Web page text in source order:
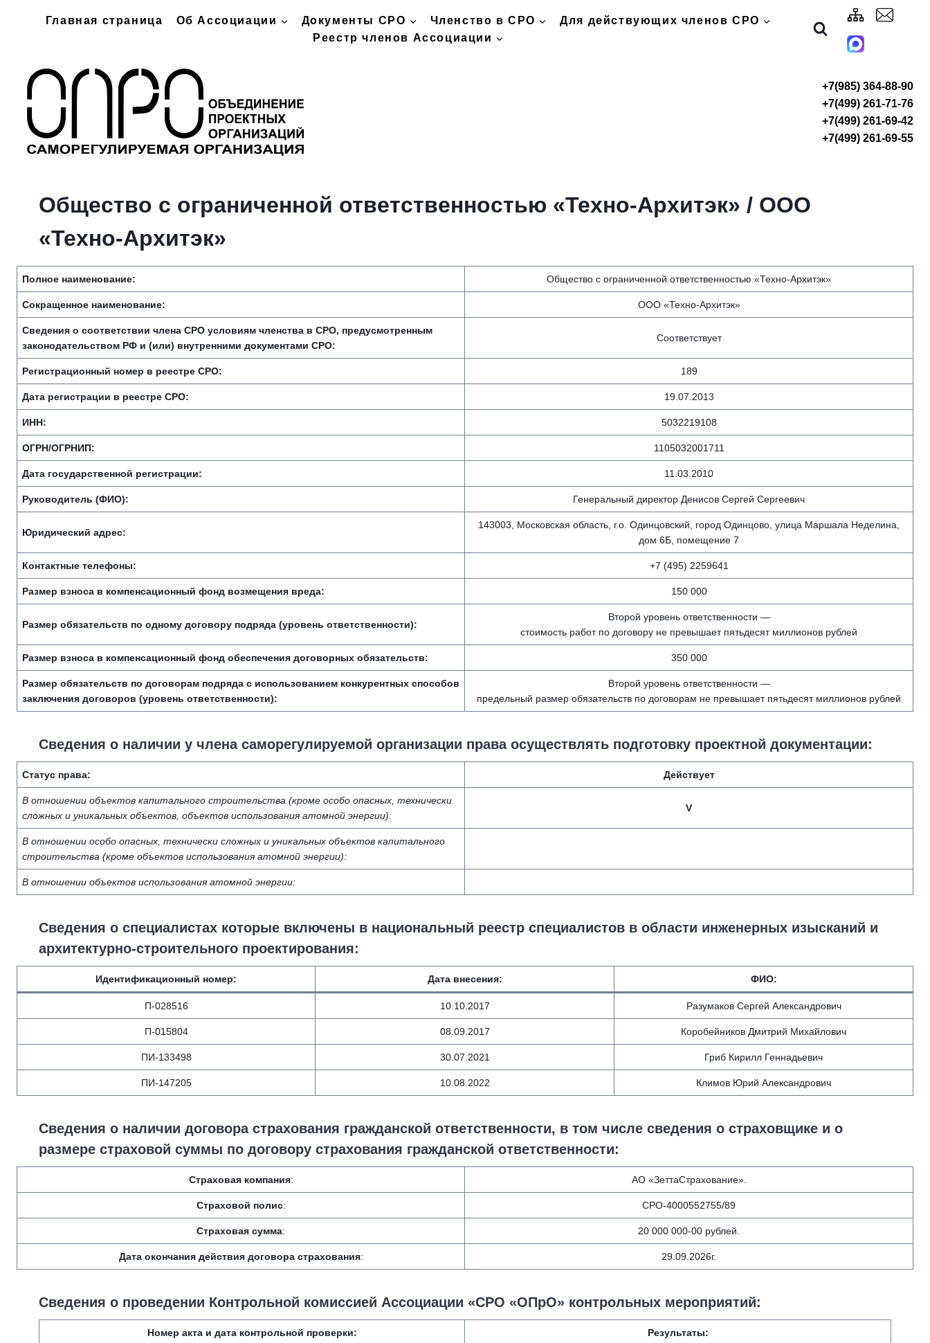
Главная страница Об Ассоциации Документы СРО Членство в СРО
Для действующих членов СРО
Реестр членов Ассоциации
+7(985) 364-88-90
+7(499) 261-71-76
+7(499) 261-69-42
+7(499) 261-69-55
Общество с ограниченной ответственностью «Техно-Архитэк» / ООО
«Техно-Архитэк»
Полное наименование: Общество с ограниченной ответственностью «Техно-Архитэк»
Сокращенное наименование: ООО «Техно-Архитэк»
Сведения о соответствии члена СРО условиям членства в СРО, предусмотренным
законодательством РФ и (или) внутренними документами СРО:
Соответствует
Регистрационный номер в реестре СРО: 189
Дата регистрации в реестре СРО: 19.07.2013
ИНН: 5032219108
ОГРН/ОГРНИП: 1105032001711
Дата государственной регистрации: 11.03.2010
Руководитель (ФИО): Генеральный директор Денисов Сергей Сергеевич
Юридический адрес:
143003, Московская область, г.о. Одинцовский, город Одинцово, улица Маршала Неделина,
дом 6Б, помещение 7
Контактные телефоны: +7 (495) 2259641
Размер взноса в компенсационный фонд возмещения вреда: 150 000
Размер обязательств по одному договору подряда (уровень ответственности):
Второй уровень ответственности —
стоимость работ по договору не превышает пятьдесят миллионов рублей
Размер взноса в компенсационный фонд обеспечения договорных обязательств: 350 000
Размер обязательств по договорам подряда с использованием конкурентных способов
заключения договоров (уровень ответственности):
Второй уровень ответственности —
предельный размер обязательств по договорам не превышает пятьдесят миллионов рублей
Сведения о наличии у члена саморегулируемой организации права осуществлять подготовку проектной документации:
Статус права: Действует
В отношении объектов капитального строительства (кроме особо опасных, технически
сложных и уникальных объектов, объектов использования атомной энергии):
V
В отношении особо опасных, технически сложных и уникальных объектов капитального
строительства (кроме объектов использования атомной энергии):
В отношении объектов использования атомной энергии:
Сведения о специалистах которые включены в национальный реестр специалистов в области инженерных изысканий и
архитектурно-строительного проектирования:
Идентификационный номер: Дата внесения: ФИО:
П-028516 10.10.2017 Разумаков Сергей Александрович
П-015804 08.09.2017 Коробейников Дмитрий Михайлович
ПИ-133498 30.07.2021 Гриб Кирилл Геннадьевич
ПИ-147205 10.08.2022 Климов Юрий Александрович
Сведения о наличии договора страхования гражданской ответственности, в том числе сведения о страховщике и о
размере страховой суммы по договору страхования гражданской ответственности:
Страховая компания: АО «ЗеттаСтрахование».
Страховой полис: СРО-4000552755/89
Страховая сумма: 20 000 000-00 рублей.
Дата окончания действия договора страхования: 29.09.2026г.
Сведения о проведении Контрольной комиссией Ассоциации «СРО «ОПрО» контрольных мероприятий:
Номер акта и дата контрольной проверки: Результаты: